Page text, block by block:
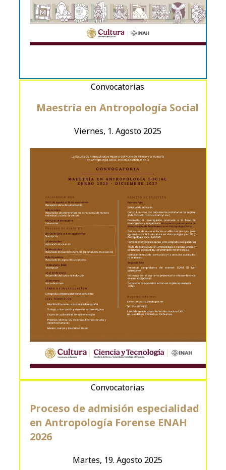
Viernes, 1. Agosto 2025
Maestría en Antropología Social
Convocatorias
Martes, 19. Agosto 2025
Proceso de admisión especialidad
en Antropología Forense ENAH
2026
Convocatorias